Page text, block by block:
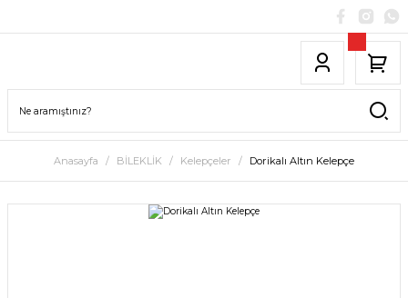
Anasayfa BİLEKLİK Kelepçeler Dorikalı Altın Kelepçe